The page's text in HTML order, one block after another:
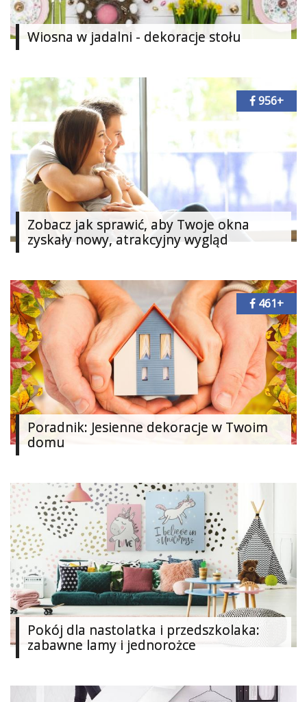
Dodaj
Dodaj
galerię
artykuł
Wiosna w jadalni - dekoracje stołu
Zobacz jak sprawić, aby Twoje okna
zyskały nowy, atrakcyjny wygląd
956+
Poradnik: Jesienne dekoracje w Twoim
domu
461+
Pokój dla nastolatka i przedszkolaka:
zabawne lamy i jednorożce